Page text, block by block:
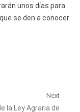
unos días para
se den a conocer
Next
la Ley Agraria de